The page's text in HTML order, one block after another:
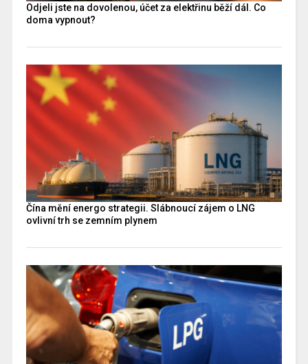
Odjeli jste na dovolenou, účet za elektřinu běží dál. Co
doma vypnout?
Čína mění energo strategii. Slábnoucí zájem o LNG
ovlivní trh se zemním plynem